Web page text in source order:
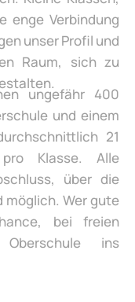
enge Verbindung
unser Profil und
Raum, sich zu
ungefähr 400
und einem
21
Klasse. Alle
über die
möglich. Wer gute
bei freien
ins